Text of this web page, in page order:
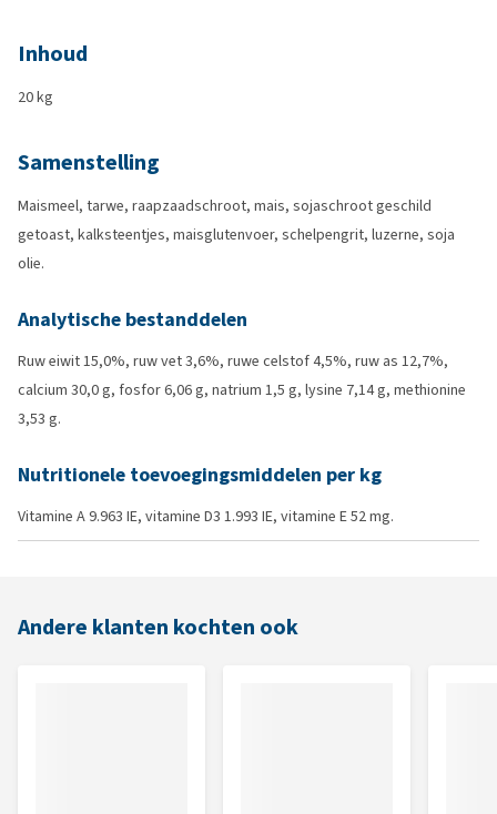
Inhoud
20 kg
Samenstelling
Maismeel, tarwe, raapzaadschroot, mais, sojaschroot geschild
getoast, kalksteentjes, maisglutenvoer, schelpengrit, luzerne, soja
olie.
Analytische bestanddelen
Ruw eiwit 15,0%, ruw vet 3,6%, ruwe celstof 4,5%, ruw as 12,7%,
calcium 30,0 g, fosfor 6,06 g, natrium 1,5 g, lysine 7,14 g, methionine
3,53 g.
Nutritionele toevoegingsmiddelen per kg
Vitamine A 9.963 IE, vitamine D3 1.993 IE, vitamine E 52 mg.
Andere klanten kochten ook